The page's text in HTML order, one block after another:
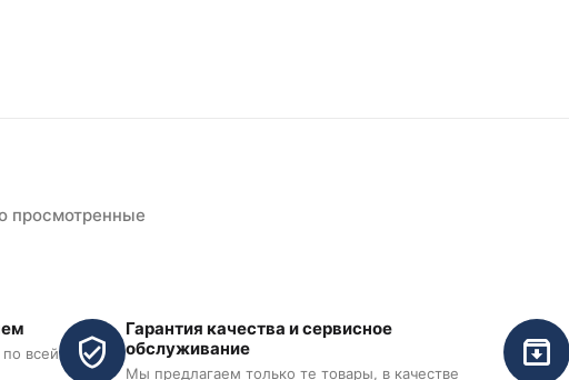
добавки (с помощью заправочного цилиндра, опция).
вам потребуются электронные весы которые
/ CT-M1016
просмотренные
всей
Гарантия качества и сервисное
обслуживание
Мы предлагаем только те товары, в качестве